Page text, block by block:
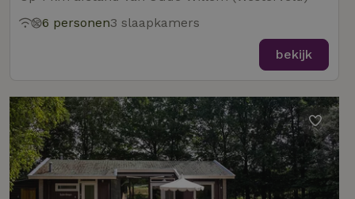
6 personen3 slaapkamers
bekijk